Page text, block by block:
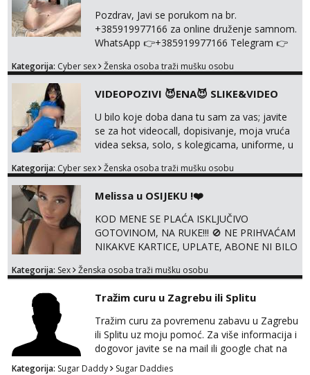
Pozdrav, Javi se porukom na br.
+385919977166 za online druženje samnom.
WhatsApp 👉+385919977166 Telegram 👉
solo i s partnerom, kolegicama
haljine, štikle, samostojeće itd. Nudim
svakakva videa seksa, pušenje, razne
lokacije, suradnje s kolegicama, fetiši..
Dopisivanje i slike također radim. NIŠTA UŽI...
Kategorija: Cyber sex Ženska osoba traži mušku osobu
VIDEOPOZIVI 😈ENA😈 SLIKE&VIDEO
U bilo koje doba dana tu sam za vas; javite
se za hot videocall, dopisivanje, moja vruća
videa seksa, solo, s kolegicama, uniforme, u
+385919977166 Telegram 👉
UŽIVO
Kategorija: Cyber sex Ženska osoba traži mušku osobu
Melissa u OSIJEKU !❤️
KOD MENE SE PLAĆA ISKLJUČIVO
GOTOVINOM, NA RUKE!!! 🚫 NE PRIHVAĆAM
NIKAKVE KARTICE, UPLATE, ABONE NI BILO
SAMO GOTOVINA!!! Moje fotografije su
za dopisivanja Za dogovor mi piši direktno na
WhatsApp – ako znaš što želiš, bit će ti
nagrađeno.
Kategorija: Sex Ženska osoba traži mušku osobu
Tražim curu u Zagrebu ili Splitu
Tražim curu za povremenu zabavu u Zagrebu
ili Splitu uz moju pomoć. Za više informacija i
dogovor javite se na mail ili google chat na
oneofakind999111@gmail.com
Kategorija: Sugar Daddy Sugar Daddies